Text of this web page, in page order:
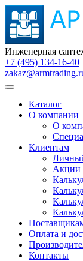
Инженерная
+7 (495) 134-16-40
Каталог
О компании
О
Клиентам
Акции
Оплата и
Контакты